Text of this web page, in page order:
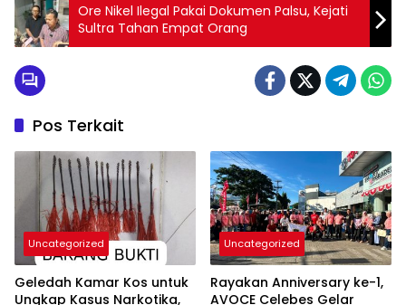
Ore Nikel Ilegal Pakai Dokumen Palsu, Kejati
Sultra Tahan Empat Orang
Pos Terkait
Uncategorized
Geledah Kamar Kos untuk
Ungkap Kasus Narkotika,
Uncategorized
Rayakan Anniversary ke-1,
AVOCE Celebes Gelar